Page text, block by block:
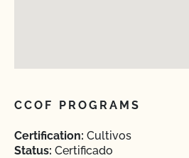
CCOF PROGRAMS
Certification: Cultivos
Status: Certificado